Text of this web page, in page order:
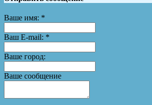
Ваше имя: *
Ваш E-mail: *
Ваше город:
Ваше сообщение